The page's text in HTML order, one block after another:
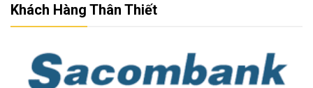
Khách Hàng Thân Thiết